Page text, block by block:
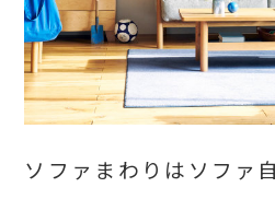
ソファまわりはソファ